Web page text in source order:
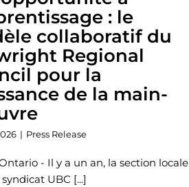
: le
collaboratif du
Regional
pour la
de la main-
| Press Release
- Il y a un an, la section locale
UBC [...]